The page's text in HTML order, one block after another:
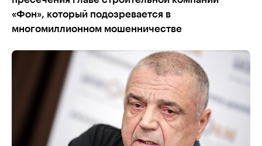
«Фон», который подозревается в
многомиллионном мошенничестве